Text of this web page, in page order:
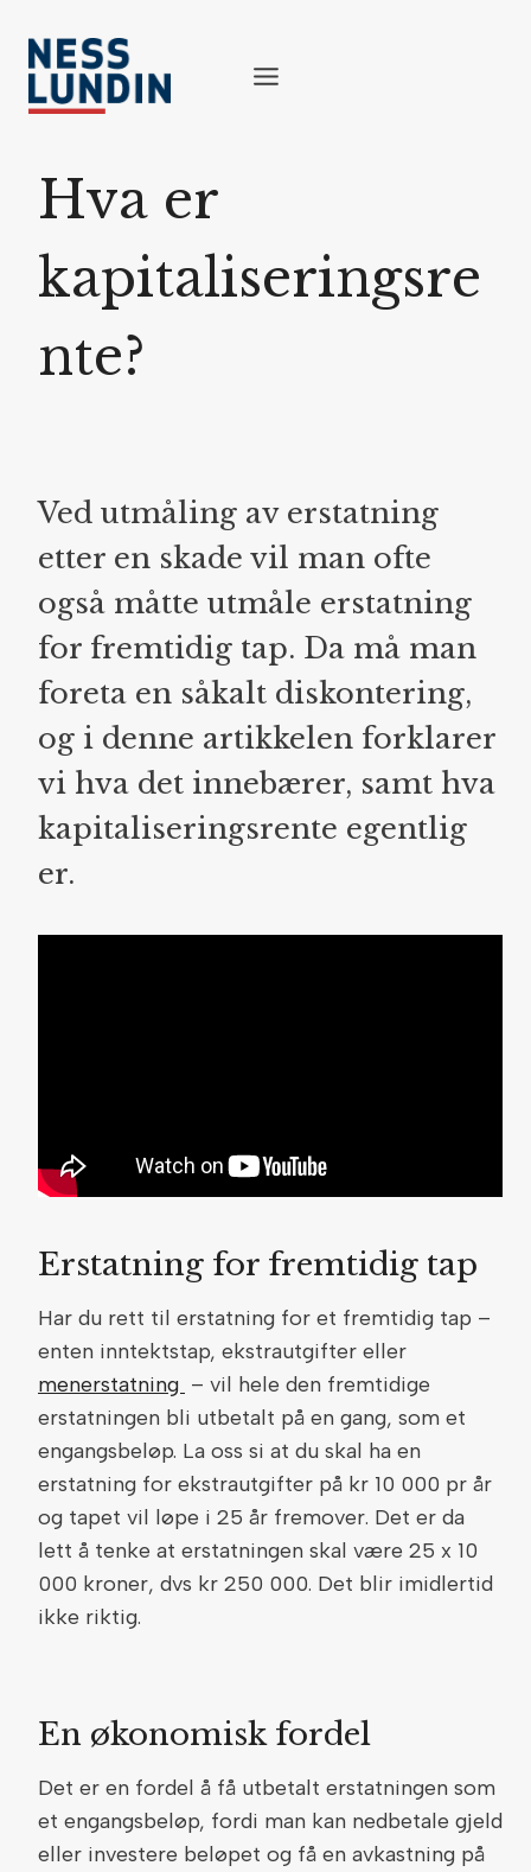
content
Hva er
kapitaliseringsre
nte?
Ved utmåling av erstatning
etter en skade vil man ofte
også måtte utmåle erstatning
for fremtidig tap. Da må man
foreta en såkalt diskontering,
og i denne artikkelen forklarer
vi hva det innebærer, samt hva
kapitaliseringsrente egentlig
er.
Erstatning for fremtidig tap
Har du rett til erstatning for et fremtidig tap –
enten inntektstap, ekstrautgifter eller
menerstatning – vil hele den fremtidige
erstatningen bli utbetalt på en gang, som et
engangsbeløp. La oss si at du skal ha en
erstatning for ekstrautgifter på kr 10 000 pr år
og tapet vil løpe i 25 år fremover. Det er da
lett å tenke at erstatningen skal være 25 x 10
000 kroner, dvs kr 250 000. Det blir imidlertid
ikke riktig.
En økonomisk fordel
Det er en fordel å få utbetalt erstatningen som
et engangsbeløp, fordi man kan nedbetale gjeld
eller investere beløpet og få en avkastning på